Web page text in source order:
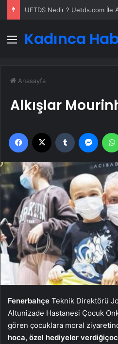
Menü
Kadınca
Anasayfa
Alkışlar
Facebook Tumblr
Fenerbahçe Teknik Direktörü
Altunizade Hastanesi Çocuk
gören çocuklara moral
hoca, özel hediyeler verdiği